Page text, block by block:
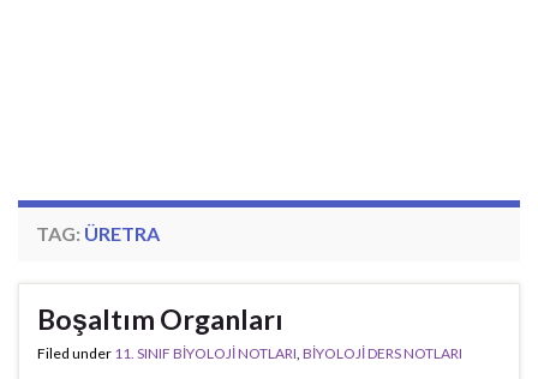
TAG: ÜRETRA
Boşaltım Organları
Filed under 11. SINIF BİYOLOJİ NOTLARI BİYOLOJİ DERS NOTLARI